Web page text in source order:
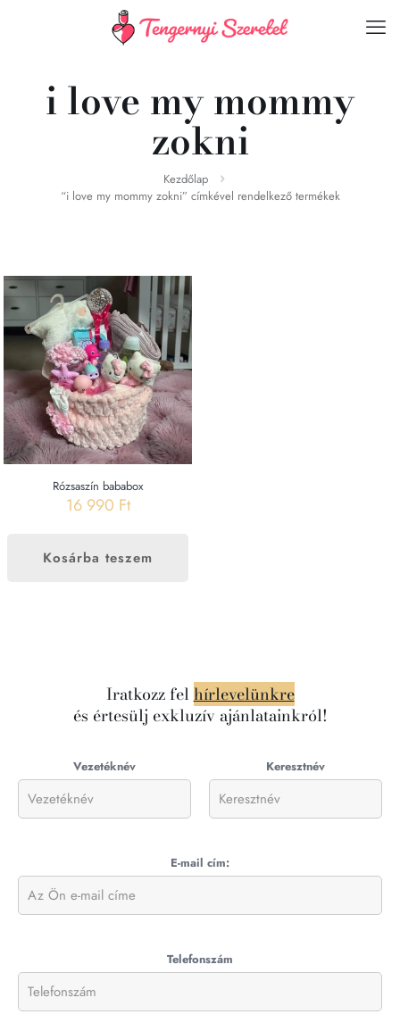
i love my mommy
zokni
Kezdőlap
“i love my mommy zokni” címkével rendelkező termékek
Rózsaszín bababox
16 990 Ft
Kosárba teszem
Iratkozz felhírlevelünkre
és értesülj exkluzív ajánlatainkról!
Vezetéknév Keresztnév
E-mail cím:
Telefonszám